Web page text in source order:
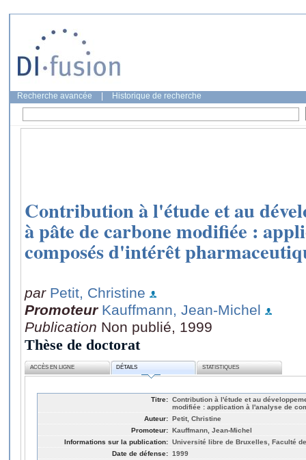
Recherche avancée Historique de recherche
Contribution à l'étude et au
à pâte de carbone modifiée :
composés d'intérêt
par Petit, Christine
Promoteur Kauffmann, Jean-Michel
Publication Non publié, 1999
Thèse de doctorat
ACCÈS EN LIGNE DÉTAILS STATISTIQUES
Titre: Contribution à l'étude et au
modifiée : application à l'analyse de
Auteur: Petit, Christine
Promoteur: Kauffmann, Jean-Michel
Informations sur la publication: Université libre de Bruxelles, Faculté
Date de défense: 1999